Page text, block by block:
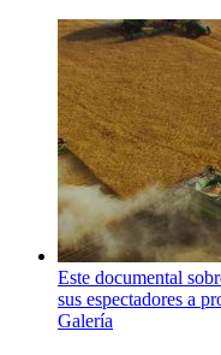
Este documental
sus espectadores a
Galería